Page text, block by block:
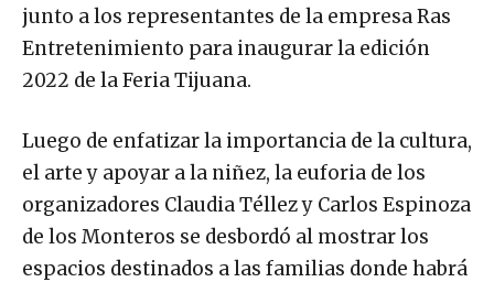
junto a los representantes de la empresa Ras
Entretenimiento para inaugurar la edición
2022 de la Feria Tijuana.
Luego de enfatizar la importancia de la cultura,
el arte y apoyar a la niñez, la euforia de los
organizadores Claudia Téllez y Carlos Espinoza
de los Monteros se desbordó al mostrar los
espacios destinados a las familias donde habrá